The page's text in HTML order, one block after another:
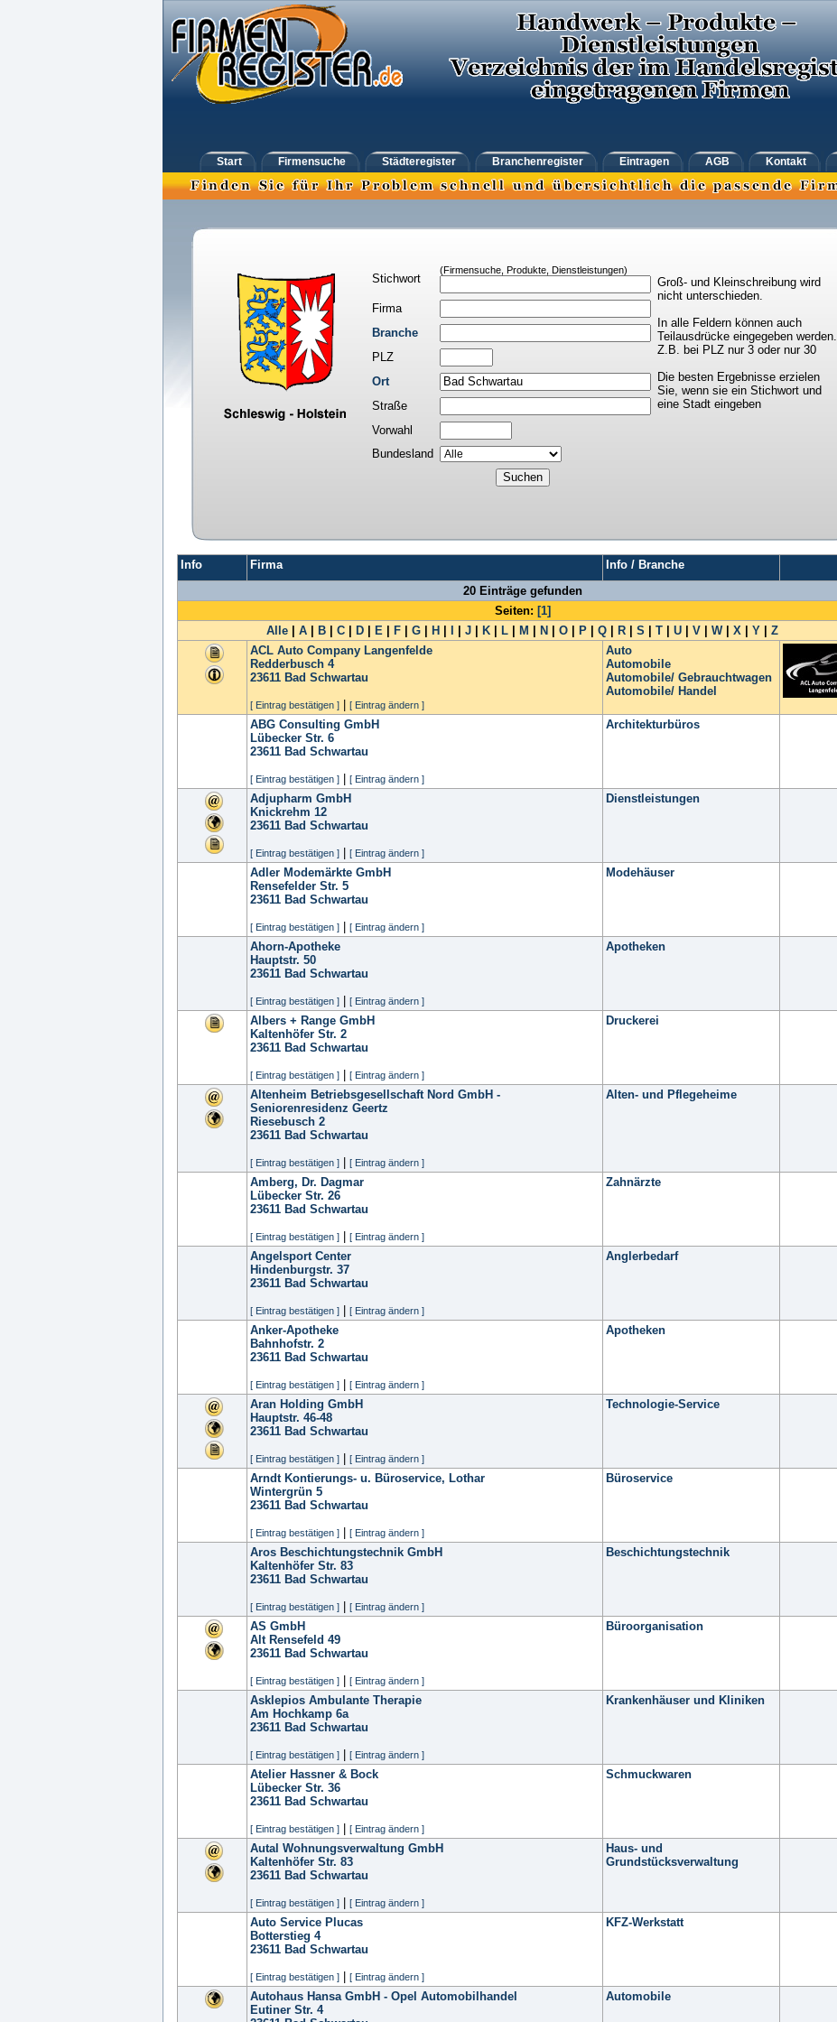
Start Firmensuche Städteregister Branchenregister Eintragen AGB Kontakt
Stichwort
(Firmensuche, Produkte, Dienstleistungen)
Groß- und Kleinschreibung wird
nicht unterschieden.
In alle Feldern können auch
Teilausdrücke eingegeben werden.
Z.B. bei PLZ nur 3 oder nur 30
Die besten Ergebnisse erzielen
Sie, wenn sie ein Stichwort und
eine Stadt eingeben
Firma
Branche
PLZ
Ort
Straße
Vorwahl
Bundesland
Info Firma
Info / Branche
20 Einträge gefunden
Seiten: [1]
Alle
A B C D E F G H J K L M N O P Q R S T U V W| X Y
Z
ACL Auto Company Langenfelde
Redderbusch 4
23611 Bad Schwartau
[ Eintrag bestätigen ] [ Eintrag ändern ]
Auto
Automobile
Automobile/ Gebrauchtwagen
Automobile/ Handel
ABG Consulting GmbH
Lübecker Str. 6
23611 Bad Schwartau
[ Eintrag bestätigen ] [ Eintrag ändern ]
Architekturbüros
Adjupharm GmbH
Knickrehm 12
23611 Bad Schwartau
[ Eintrag bestätigen ] [ Eintrag ändern ]
Dienstleistungen
Adler Modemärkte GmbH
Rensefelder Str. 5
23611 Bad Schwartau
[ Eintrag bestätigen ] [ Eintrag ändern ]
Modehäuser
Ahorn-Apotheke
Hauptstr. 50
23611 Bad Schwartau
[ Eintrag bestätigen ] [ Eintrag ändern ]
Apotheken
Albers + Range GmbH
Kaltenhöfer Str. 2
23611 Bad Schwartau
[ Eintrag bestätigen ] [ Eintrag ändern ]
Druckerei
Altenheim Betriebsgesellschaft Nord GmbH -
Seniorenresidenz Geertz
Riesebusch 2
23611 Bad Schwartau
[ Eintrag bestätigen ] [ Eintrag ändern ]
Alten- und Pflegeheime
Amberg, Dr. Dagmar
Lübecker Str. 26
23611 Bad Schwartau
[ Eintrag bestätigen ] [ Eintrag ändern ]
Zahnärzte
Angelsport Center
Hindenburgstr. 37
23611 Bad Schwartau
[ Eintrag bestätigen ] [ Eintrag ändern ]
Anglerbedarf
Anker-Apotheke
Bahnhofstr. 2
23611 Bad Schwartau
[ Eintrag bestätigen ] [ Eintrag ändern ]
Apotheken
Aran Holding GmbH
Hauptstr. 46-48
23611 Bad Schwartau
[ Eintrag bestätigen ] [ Eintrag ändern ]
Technologie-Service
Arndt Kontierungs- u. Büroservice, Lothar
Wintergrün 5
23611 Bad Schwartau
[ Eintrag bestätigen ] [ Eintrag ändern ]
Büroservice
Aros Beschichtungstechnik GmbH
Kaltenhöfer Str. 83
23611 Bad Schwartau
[ Eintrag bestätigen ] [ Eintrag ändern ]
Beschichtungstechnik
AS GmbH
Alt Rensefeld 49
23611 Bad Schwartau
[ Eintrag bestätigen ] [ Eintrag ändern ]
Büroorganisation
Asklepios Ambulante Therapie
Am Hochkamp 6a
23611 Bad Schwartau
[ Eintrag bestätigen ] [ Eintrag ändern ]
Krankenhäuser und Kliniken
Atelier Hassner & Bock
Lübecker Str. 36
23611 Bad Schwartau
[ Eintrag bestätigen ] [ Eintrag ändern ]
Schmuckwaren
Autal Wohnungsverwaltung GmbH
Kaltenhöfer Str. 83
23611 Bad Schwartau
[ Eintrag bestätigen ] [ Eintrag ändern ]
Haus- und
Grundstücksverwaltung
Auto Service Plucas
Botterstieg 4
23611 Bad Schwartau
[ Eintrag bestätigen ] [ Eintrag ändern ]
KFZ-Werkstatt
Autohaus Hansa GmbH - Opel Automobilhandel
Eutiner Str. 4
Automobile